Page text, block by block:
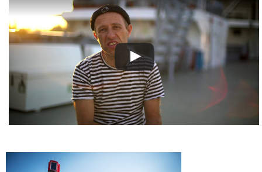
Dieses Video auf YouTube ansehen